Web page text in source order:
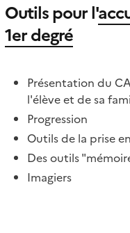
Outils pour l'
1er degré
Présentation du
l'élève et de sa
Progression
Outils de la prise
Des outils
Imagiers